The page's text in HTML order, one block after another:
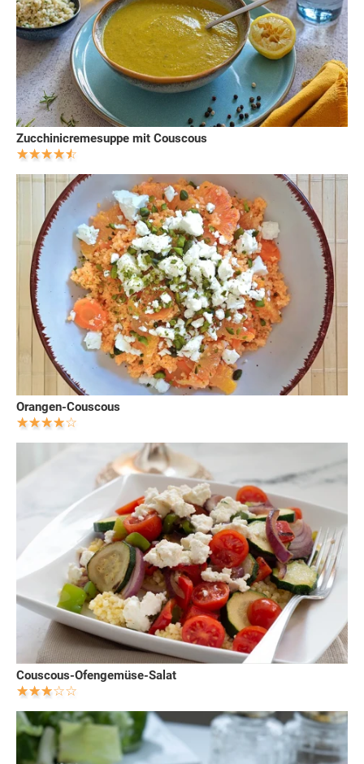
Zucchinicremesuppe mit Couscous
Orangen-Couscous
Couscous-Ofengemüse-Salat